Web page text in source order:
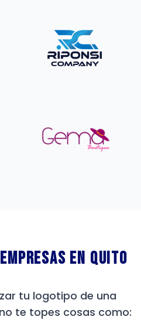
en Quito
tu logotipo de una
te topes cosas como: